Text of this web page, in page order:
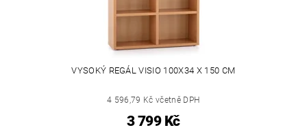
VYSOKÝ REGÁL VISIO 100X34 X 150 CM
4 596,79 Kč včetně DPH
3 799 Kč